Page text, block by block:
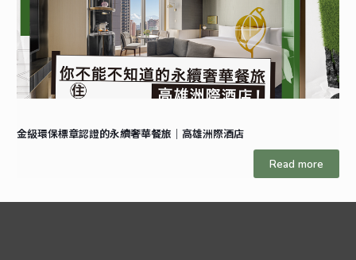
金級環保標章認證的永續奢華餐旅｜高雄洲際酒店
Read more